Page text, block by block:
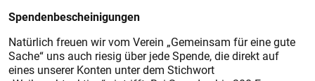
Spendenbescheinigungen
Natürlich freuen wir vom Verein „Gemeinsam für eine gute
Sache“ uns auch riesig über jede Spende, die direkt auf
eines unserer Konten unter dem Stichwort